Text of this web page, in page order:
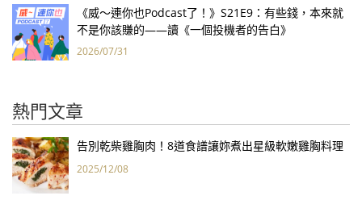
《威～連你也Podcast了！》S21E9：有些錢，本來就
不是你該賺的——讀《一個投機者的告白》
2026/07/31
熱門文章
告別乾柴雞胸肉！8道食譜讓妳煮出星級軟嫩雞胸料理
2025/12/08